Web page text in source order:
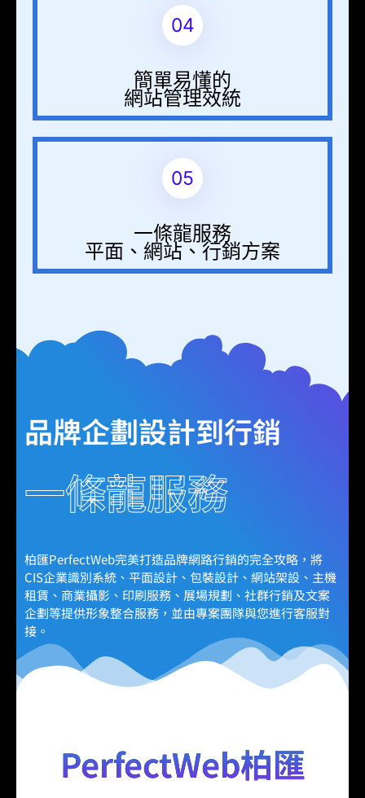
04
簡單易懂的
網站管理效統
05
一條龍服務
平面、網站、行銷方案
品牌企劃設計到行銷
一條龍服務
柏匯PerfectWeb完美打造品牌網路行銷的完全攻略，將
CIS企業識別系統、平面設計、包裝設計、網站架設、主機
租賃、商業攝影、印刷服務、展場規劃、社群行銷及文案
企劃等提供形象整合服務，並由專案團隊與您進行客服對
接。
PerfectWeb柏匯